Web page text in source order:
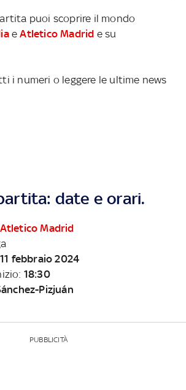
puoi scoprire il mondo
eAtletico Madrid e su
i numeri o leggere le ultime news
date e orari.
Atletico Madrid
febbraio 2024
18:30
Pizjuán
PUBBLICITÀ